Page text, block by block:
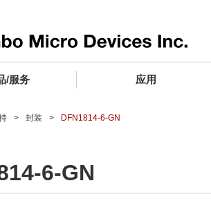
/服务
品
应用
IC
品
件
品
念
封装 DFN1814-6-GN
6-GN